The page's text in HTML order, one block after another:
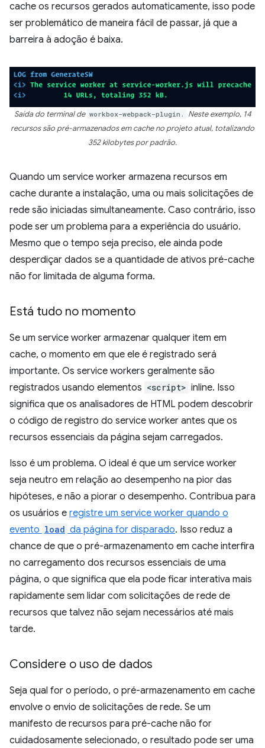
cache os recursos gerados automaticamente, isso pode
ser problemático de maneira fácil de passar, já que a
barreira à adoção é baixa.
Saída do terminal de workbox-webpack-plugin.
Neste exemplo, 14
recursos são pré-armazenados em cache no projeto atual, totalizando
352 kilobytes por padrão.
Quando um service worker armazena recursos em
cache durante a instalação, uma ou mais solicitações de
rede são iniciadas simultaneamente. Caso contrário, isso
pode ser um problema para a experiência do usuário.
Mesmo que o tempo seja preciso, ele ainda pode
desperdiçar dados se a quantidade de ativos pré-cache
não for limitada de alguma forma.
Está tudo no momento
Se um service worker armazenar qualquer item em
cache, o momento em que ele é registrado será
importante. Os service workers geralmente são
registrados usando elementos <script> inline. Isso
significa que os analisadores de HTML podem descobrir
o código de registro do service worker antes que os
recursos essenciais da página sejam carregados.
Isso é um problema. O ideal é que um service worker
seja neutro em relação ao desempenho na pior das
hipóteses, e não a piorar o desempenho. Contribua para
os usuários e registre um service worker quando o
evento load da página for disparado. Isso reduz a
chance de que o pré-armazenamento em cache interfira
no carregamento dos recursos essenciais de uma
página, o que significa que ela pode ficar interativa mais
rapidamente sem lidar com solicitações de rede de
recursos que talvez não sejam necessários até mais
tarde.
Considere o uso de dados
Seja qual for o período, o pré-armazenamento em cache
envolve o envio de solicitações de rede. Se um
manifesto de recursos para pré-cache não for
cuidadosamente selecionado, o resultado pode ser uma